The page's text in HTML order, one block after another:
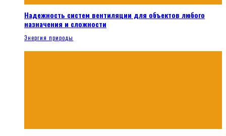
Надежность систем вентиляции для объектов любого
назначения и сложности
Энергия природы